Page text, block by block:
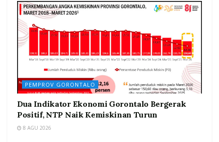
PEMPROV GORONTALO
Dua Indikator Ekonomi Gorontalo Bergerak
Positif, NTP Naik Kemiskinan Turun
8 AGU 2026